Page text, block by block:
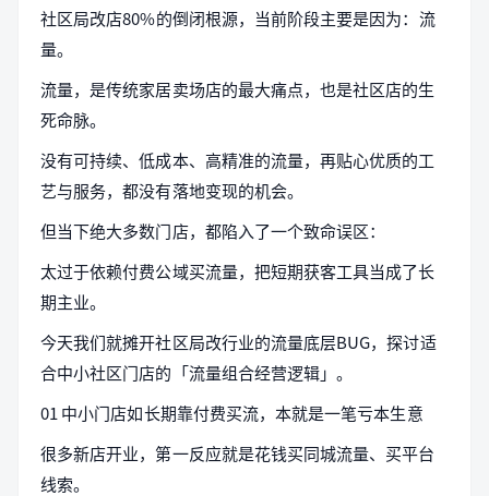
社区局改店80%的倒闭根源，当前阶段主要是因为：流
量。
流量，是传统家居卖场店的最大痛点，也是社区店的生
死命脉。
没有可持续、低成本、高精准的流量，再贴心优质的工
艺与服务，都没有落地变现的机会。
但当下绝大多数门店，都陷入了一个致命误区：
太过于依赖付费公域买流量，把短期获客工具当成了长
期主业。
今天我们就摊开社区局改行业的流量底层BUG，探讨适
合中小社区门店的「流量组合经营逻辑」。
01 中小门店如长期靠付费买流，本就是一笔亏本生意
很多新店开业，第一反应就是花钱买同城流量、买平台
线索。